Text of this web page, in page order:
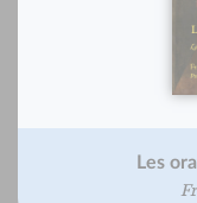
Les